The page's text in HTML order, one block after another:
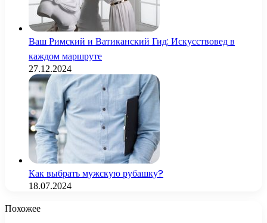
Ваш Римский и Ватиканский Гид: Искусствовед в
каждом маршруте
27.12.2024
Как выбрать мужскую рубашку?
18.07.2024
Похожее